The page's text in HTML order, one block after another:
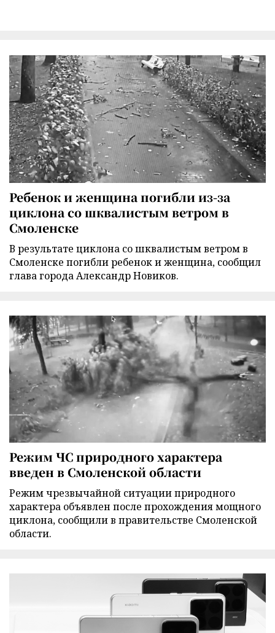
Ребенок и женщина погибли из-за
циклона со шквалистым ветром в
Смоленске
В результате циклона со шквалистым ветром в
Смоленске погибли ребенок и женщина, сообщил
глава города Александр Новиков.
Режим ЧС природного характера
введен в Смоленской области
Режим чрезвычайной ситуации природного
характера объявлен после прохождения мощного
циклона, сообщили в правительстве Смоленской
области.